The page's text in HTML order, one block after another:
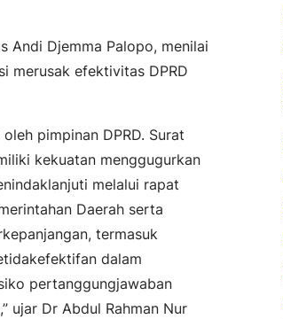
Andi Djemma Palopo, menilai
merusak efektivitas DPRD
pimpinan DPRD. Surat
kekuatan menggugurkan
melalui rapat
Daerah serta
termasuk
dalam
pertanggungjawaban
ujar Dr Abdul Rahman Nur